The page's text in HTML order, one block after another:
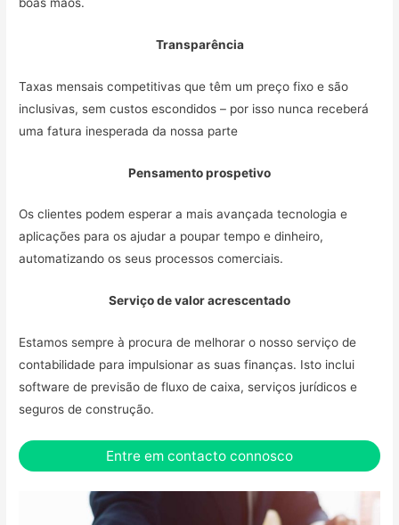
Transparência
Taxas mensais competitivas que têm um preço fixo e são
inclusivas, sem custos escondidos – por isso nunca receberá
uma fatura inesperada da nossa parte
Pensamento prospetivo
Os clientes podem esperar a mais avançada tecnologia e
aplicações para os ajudar a poupar tempo e dinheiro,
automatizando os seus processos comerciais.
Serviço de valor acrescentado
Estamos sempre à procura de melhorar o nosso serviço de
contabilidade para impulsionar as suas finanças. Isto inclui
software de previsão de fluxo de caixa, serviços jurídicos e
seguros de construção.
Entre em contacto connosco